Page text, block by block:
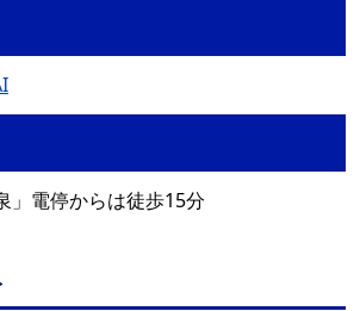
」電停からは徒歩15分